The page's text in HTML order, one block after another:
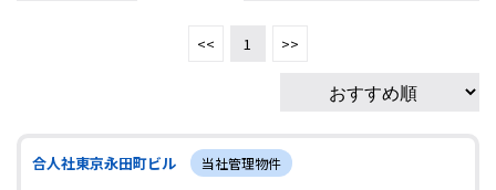
<< 1 >>
合人社東京永田町ビル 当社管理物件